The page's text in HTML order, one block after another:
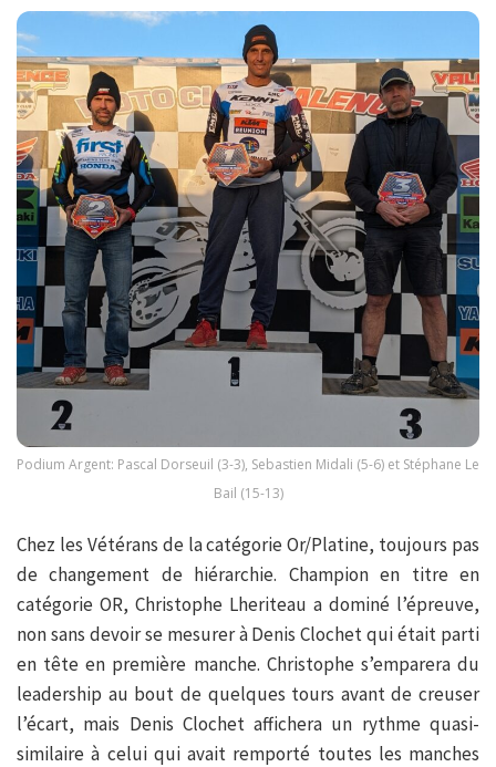
Podium Argent: Pascal Dorseuil (3-3), Sebastien Midali (5-6) et Stéphane Le
Bail (15-13)
Chez les Vétérans de la catégorie Or/Platine, toujours pas
de changement de hiérarchie. Champion en titre en
catégorie OR, Christophe Lheriteau a dominé l’épreuve,
non sans devoir se mesurer à Denis Clochet qui était parti
en tête en première manche. Christophe s’emparera du
leadership au bout de quelques tours avant de creuser
l’écart, mais Denis Clochet affichera un rythme quasi-
similaire à celui qui avait remporté toutes les manches